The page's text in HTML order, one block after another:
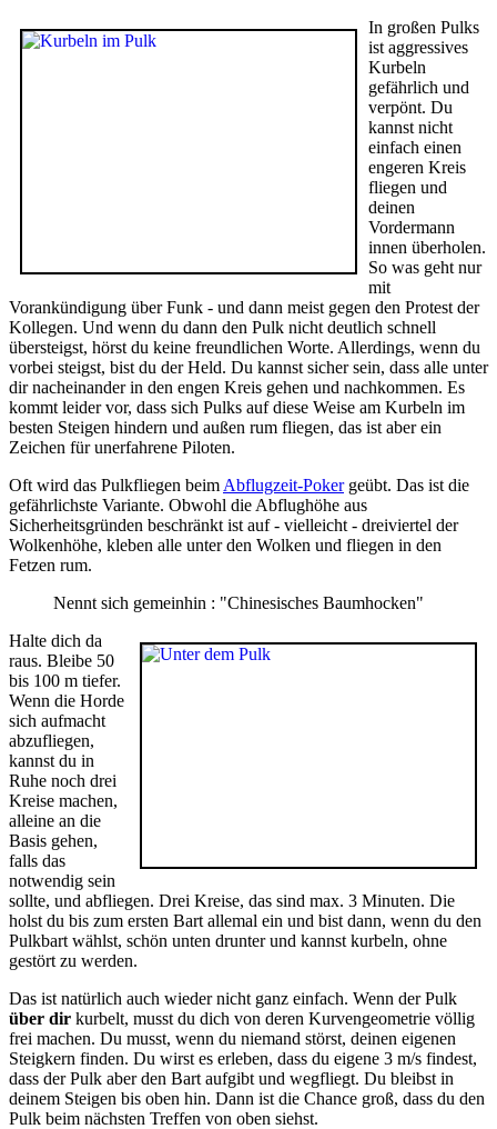
In großen Pulks
ist aggressives
Kurbeln
gefährlich und
verpönt. Du
kannst nicht
einfach einen
engeren Kreis
fliegen und
deinen
Vordermann
innen überholen.
So was geht nur
mit
Vorankündigung über Funk - und dann meist gegen den Protest der
Kollegen. Und wenn du dann den Pulk nicht deutlich schnell
übersteigst, hörst du keine freundlichen Worte. Allerdings, wenn du
vorbei steigst, bist du der Held. Du kannst sicher sein, dass alle unter
dir nacheinander in den engen Kreis gehen und nachkommen. Es
kommt leider vor, dass sich Pulks auf diese Weise am Kurbeln im
besten Steigen hindern und außen rum fliegen, das ist aber ein
Zeichen für unerfahrene Piloten.
Oft wird das Pulkfliegen beim Abflugzeit-Pokergeübt. Das ist die
gefährlichste Variante. Obwohl die Abflughöhe aus
Sicherheitsgründen beschränkt ist auf - vielleicht - dreiviertel der
Wolkenhöhe, kleben alle unter den Wolken und fliegen in den
Fetzen rum.
Nennt sich gemeinhin : "Chinesisches Baumhocken"
Halte dich da
raus. Bleibe 50
bis 100 m tiefer.
Wenn die Horde
sich aufmacht
abzufliegen,
kannst du in
Ruhe noch drei
Kreise machen,
alleine an die
Basis gehen,
falls das
notwendig sein
sollte, und abfliegen. Drei Kreise, das sind max. 3 Minuten. Die
holst du bis zum ersten Bart allemal ein und bist dann, wenn du den
Pulkbart wählst, schön unten drunter und kannst kurbeln, ohne
gestört zu werden.
Das ist natürlich auch wieder nicht ganz einfach. Wenn der Pulk
über dir kurbelt, musst du dich von deren Kurvengeometrie völlig
frei machen. Du musst, wenn du niemand störst, deinen eigenen
Steigkern finden. Du wirst es erleben, dass du eigene 3 m/s findest,
dass der Pulk aber den Bart aufgibt und wegfliegt. Du bleibst in
deinem Steigen bis oben hin. Dann ist die Chance groß, dass du den
Pulk beim nächsten Treffen von oben siehst.